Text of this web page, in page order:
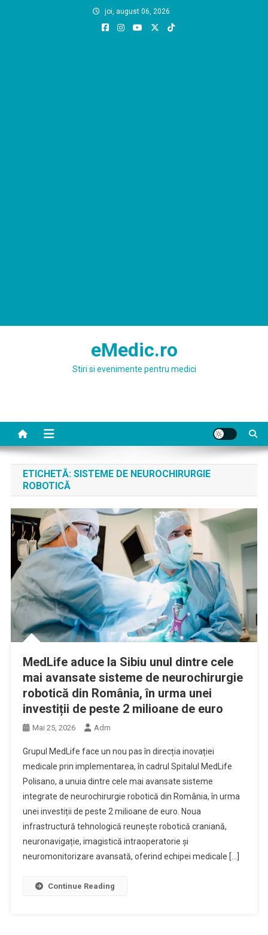
joi, august 06, 2026
eMedic.ro
Stiri si evenimente pentru medici
ETICHETĂ: SISTEME DE NEUROCHIRURGIE
ROBOTICĂ
MedLife aduce la Sibiu unul dintre cele
mai avansate sisteme de neurochirurgie
robotică din România, în urma unei
investiții de peste 2 milioane de euro
Mai 25, 2026 Adm
Grupul MedLife face un nou pas în direcția inovației
medicale prin implementarea, în cadrul Spitalul MedLife
Polisano, a unuia dintre cele mai avansate sisteme
integrate de neurochirurgie robotică din România, în urma
unei investiții de peste 2 milioane de euro. Noua
infrastructură tehnologică reunește robotică craniană,
neuronavigație, imagistică intraoperatorie și
neuromonitorizare avansată, oferind echipei medicale […]
Continue Reading